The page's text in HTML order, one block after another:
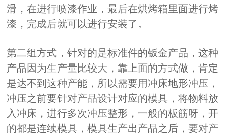
滑，在进行喷漆作业，最后在烘烤箱里面进行烤
漆，完成后就可以进行安装了。
第二组方式，针对的是标准件的钣金产品，这种
产品因为生产量比较大，靠上面的方式做，肯定
是达不到这种产能，所以需要用冲床地形冲压，
冲压之前要针对产品设计对应的模具，将物料放
入冲床，进行多次冲压整形，一般的板筋呀，开
的都是连续模具，模具生产出产品之后，要对产